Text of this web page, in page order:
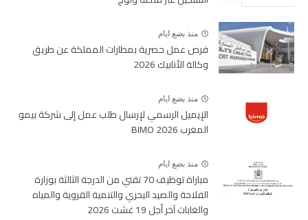
منذ بضع ايام
فرص عمل حصرية بمطارات المملكة عن طريق
وكالة الأنابيك 2026
منذ بضع ايام
الإيميل الرسمي لإرسال طلب عمل إلى شركة بيمو
المغرب BIMO 2026
منذ بضع ايام
مباراة توظيف 70 تقني من الدرجة الثالثة بوزارة
الفلاحة والصيد البحري والتنمية القروية والمياه
والغابات آخر أجل 19 غشت 2026